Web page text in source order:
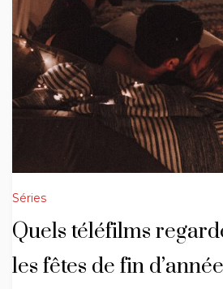
Séries
Quels téléfilms
les fêtes de fin